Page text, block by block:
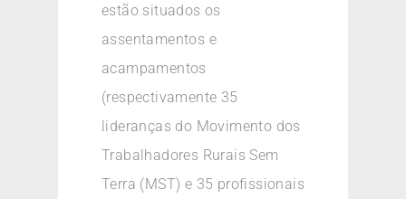
estão situados os
assentamentos e
acampamentos
(respectivamente 35
lideranças do Movimento dos
Trabalhadores Rurais Sem
Terra (MST) e 35 profissionais